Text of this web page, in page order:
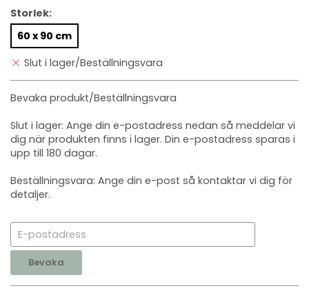
Storlek:
60 x 90 cm
Slut i lager/Beställningsvara
Bevaka produkt/Beställningsvara
Slut i lager: Ange din e-postadress nedan så meddelar vi
dig när produkten finns i lager. Din e-postadress sparas i
upp till 180 dagar.
Beställningsvara: Ange din e-post så kontaktar vi dig för
detaljer.
Bevaka